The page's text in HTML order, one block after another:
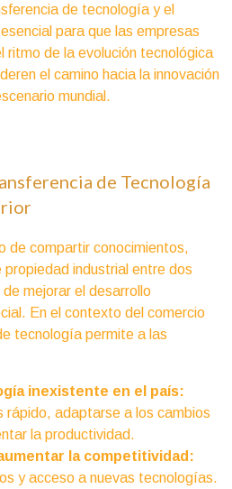
de tecnología y el
para que las empresas
ritmo de la evolución tecnológica
el camino hacia la innovación
mundial.
de Tecnología
de compartir conocimientos,
propiedad industrial entre dos
mejorar el desarrollo
En el contexto del comercio
tecnología permite a las
inexistente en el país:
rápido, adaptarse a los cambios
la productividad.
la competitividad:
y acceso a nuevas tecnologías.